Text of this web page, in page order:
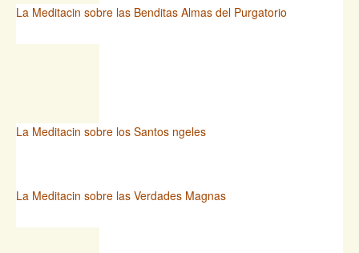
La Meditacin sobre las Benditas Almas del Purgatorio
La Meditacin sobre los Santos ngeles
La Meditacin sobre las Verdades Magnas